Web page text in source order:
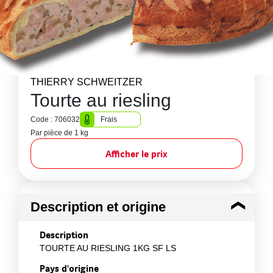
THIERRY SCHWEITZER
Tourte au riesling
Code : 706032
Frais
Par pièce de 1 kg
Afficher le prix
Description et origine
Description
TOURTE AU RIESLING 1KG SF LS
Pays d'origine